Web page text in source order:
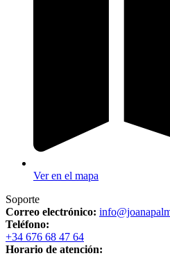
Ver en el mapa
Soporte
Correo electrónico:
Teléfono:
+34 676 68 47 64
Horario de atención: